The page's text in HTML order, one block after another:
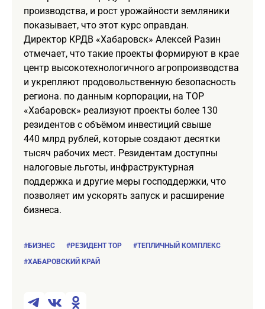
производства, и рост урожайности земляники
показывает, что этот курс оправдан.
Директор КРДВ «Хабаровск» Алексей Разин
отмечает, что такие проекты формируют в крае
центр высокотехнологичного агропроизводства
и укрепляют продовольственную безопасность
региона. по данным корпорации, на ТОР
«Хабаровск» реализуют проекты более 130
резидентов с объёмом инвестиций свыше
440 млрд рублей, которые создают десятки
тысяч рабочих мест. Резидентам доступны
налоговые льготы, инфраструктурная
поддержка и другие меры господдержки, что
позволяет им ускорять запуск и расширение
бизнеса.
#БИЗНЕС #РЕЗИДЕНТ ТОР
#ТЕПЛИЧНЫЙ КОМПЛЕКС
#ХАБАРОВСКИЙ КРАЙ